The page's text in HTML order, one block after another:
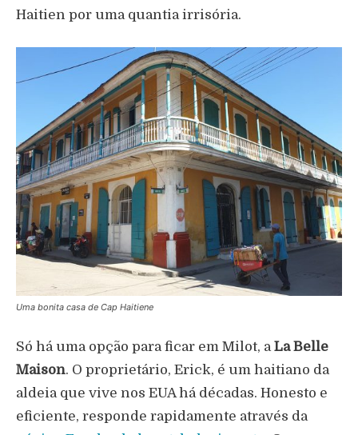
Haitien por uma quantia irrisória.
Uma bonita casa de Cap Haitiene
Só há uma opção para ficar em Milot, aLa Belle
Maison. O proprietário, Erick, é um haitiano da
aldeia que vive nos EUA há décadas. Honesto e
eficiente, responde rapidamente através da